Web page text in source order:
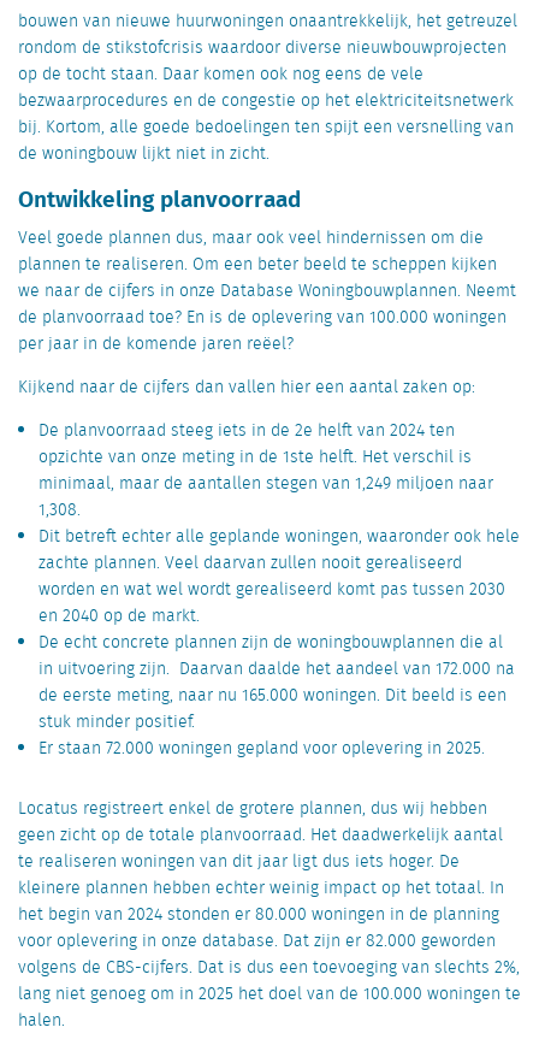
bouwen van nieuwe huurwoningen onaantrekkelijk, het getreuzel
rondom de stikstofcrisis waardoor diverse nieuwbouwprojecten
op de tocht staan. Daar komen ook nog eens de vele
bezwaarprocedures en de congestie op het elektriciteitsnetwerk
bij. Kortom, alle goede bedoelingen ten spijt een versnellingvan
de woningbouw lijkt niet in zicht.
Ontwikkeling planvoorraad
Veel goede plannen dus, maar ook veel hindernissen om die
plannen te realiseren. Om een beter beeld te scheppen kijken
we naar de cijfers in onze Database Woningbouwplannen. Neemt
de planvoorraad toe? En is de oplevering van 100.000 woningen
per jaar in de komende jaren reëel?
Kijkend naar de cijfers dan vallen hier een aantal zaken op:
De planvoorraad steeg iets in de 2e helft van 2024 ten
opzichte van onze meting in de 1ste helft. Het verschil is
minimaal, maar de aantallen stegen van 1,249 miljoen naar
1,308.
Dit betreft echter alle geplande woningen, waaronder ook hele
zachte plannen. Veel daarvan zullen nooit gerealiseerd
worden en wat wel wordt gerealiseerd komt pas tussen 2030
en 2040 op de markt.
De echt concrete plannen zijn de woningbouwplannen die al
in uitvoering zijn. Daarvan daalde het aandeel van 172.000 na
de eerste meting, naar nu 165.000 woningen. Dit beeld is een
stuk minder positief.
Er staan 72.000 woningen gepland voor oplevering in 2025.
Locatus registreert enkel de grotere plannen, dus wij hebben
geen zicht op de totale planvoorraad. Het daadwerkelijk aantal
te realiseren woningen van dit jaar ligt dus iets hoger. De
kleinere plannen hebben echter weinig impact op het totaal. In
het begin van 2024 stonden er 80.000 woningen in de planning
voor oplevering in onze database. Dat zijn er 82.000 geworden
volgens de CBS-cijfers. Dat is dus een toevoeging van slechts 2%,
lang niet genoeg om in 2025 het doel van de 100.000 woningen te
halen.